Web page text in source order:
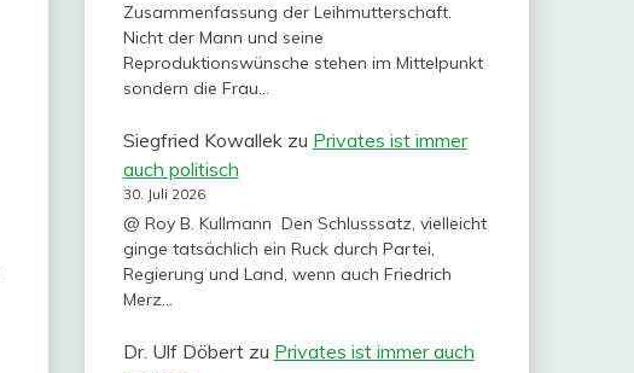
Zusammenfassung der Leihmutterschaft.
Nicht der Mann und seine
Reproduktionswünsche stehen im Mittelpunkt
sondern die Frau…
Siegfried Kowallekzu Privates ist immer
auch politisch
30. Juli 2026
@ Roy B. Kullmann Den Schlusssatz, vielleicht
ginge tatsächlich ein Ruck durch Partei,
Regierung und Land, wenn auch Friedrich
Merz…
Dr. Ulf Döbertzu Privates ist immer auch